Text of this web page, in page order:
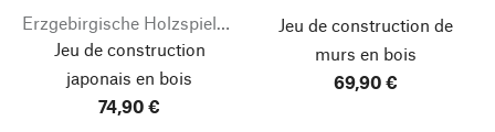
Erzgebirgische Holzspielwaren Ebert
Jeu de construction
japonais en bois
74,90 €
Jeu de construction de
murs en bois
69,90 €